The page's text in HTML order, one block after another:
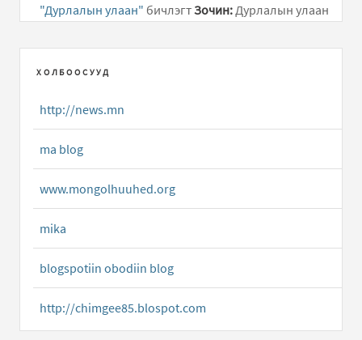
"Дурлалын улаан" бичлэгтЗочин: Дурлалын улаан
дуган, дацан, суварга, асар хаалга, хана гэх мэт олон
(зочин):Бөө, удган, мэргэч төлөгч гэх мэт хүмүүсийг
компани байгуулах зөвшөөрөл олгодог шиг зохих..
ХОЛБООСУУД
http://news.mn
ma blog
www.mongolhuuhed.org
mika
blogspotiin obodiin blog
http://chimgee85.blospot.com